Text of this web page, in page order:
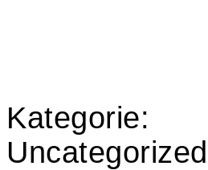
Kategorie:
Uncategorized